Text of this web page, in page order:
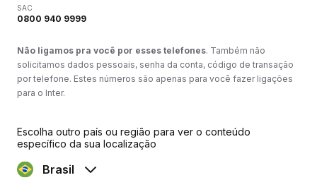
SAC
0800 940 9999
Não ligamos pra você por esses telefones. Também não
solicitamos dados pessoais, senha da conta, código de transação
por telefone. Estes números são apenas para você fazer ligações
para o Inter.
Escolha outro país ou região para ver o conteúdo
específico da sua localização
Brasil